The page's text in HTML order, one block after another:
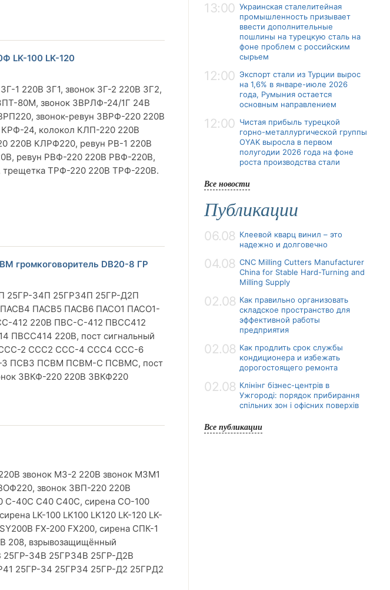
LK-100 LK-120
1 220В ЗГ1, звонок ЗГ-2 220В ЗГ2,
80М, звонок ЗВРЛФ-24/1Г 24В
звонок-ревун ЗВРФ-220 220В
24, колокол КЛП-220 220В
220В КЛРФ220, ревун РВ-1 220В
ревун РВФ-220 220В РВФ-220В,
ТРФ-220 220В ТРФ-220В.
DB20-8 ГР
25ГР-34П 25ГР34П 25ГР-Д2П
ПАСВ4 ПАСВ5 ПАСВ6 ПАСО1 ПАСО1-
412 220В ПВС-С-412 ПВСС412
220В, пост сигнальный
2 ССС2 ССС-4 ССС4 ССС-6
З ПСВЗ ПСВМ ПСВМ-С ПСВМС, пост
ЗВКФ-220 220В ЗВКФ220
звонок МЗ-2 220В звонок МЗМ1
звонок ЗВП-220 220В
С-40С С40 С40С, сирена СО-100
LK-100 LK100 LK120 LK-120 LK-
FX-200 FX200, сирена СПК-1
208, взрывозащищённый
25ГР-34В 25ГР34В 25ГР-Д2В
25ГР-34 25ГР34 25ГР-Д2 25ГРД2
13:00 Украинская сталелитейная
промышленность призывает
ввести дополнительные
пошлины на турецкую сталь на
фоне проблем с российским
сырьем
12:00 Экспорт стали из Турции вырос
на 1,6% в январе-июле 2026
года, Румыния остается
основным направлением
12:00 Чистая прибыль турецкой
горно-металлургической группы
OYAK выросла в первом
полугодии 2026 года на фоне
роста производства стали
Все новости
Публикации
06.08 Клеевой кварц винил – это
надежно и долговечно
04.08 CNC Milling Cutters Manufacturer
China for Stable Hard-Turning and
Milling Supply
02.08 Как правильно организовать
складское пространство для
эффективной работы
предприятия
02.08 Как продлить срок службы
кондиционера и избежать
дорогостоящего ремонта
02.08 Клінінг бізнес-центрів в
Ужгороді: порядок прибирання
спільних зон і офісних поверхів
Все публикации